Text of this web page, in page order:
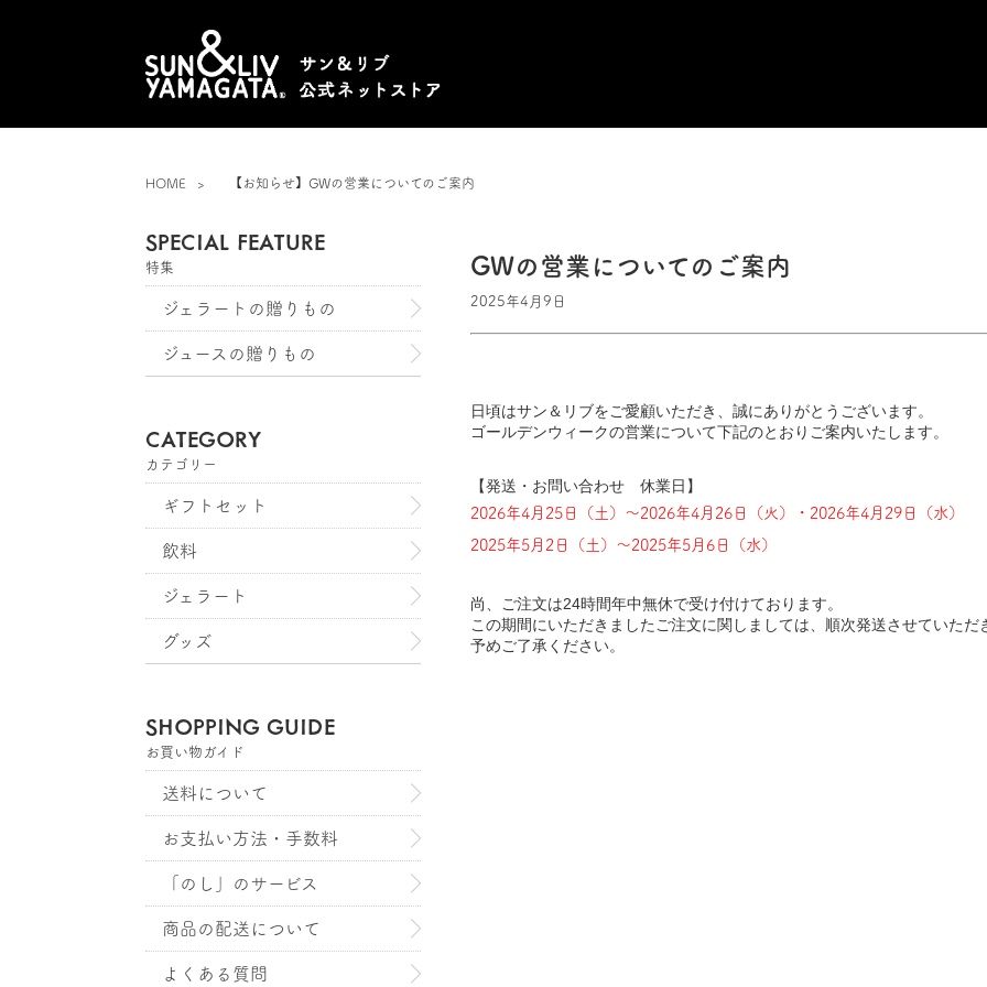
HOME 【お知らせ】GWの営業についてのご案内
GWの営業についてのご案内
2025年4月9日
日頃はサン＆リブをご愛顧いただき、誠にありがとうございます。
ゴールデンウィークの営業について下記のとおりご案内いたします。
【発送・お問い合わせ 休業日】
2026年4月25日（土）〜2026年4月26日（火）・2026年4月29日（水）
2025年5月2日（土）〜2025年5月6日（水）
尚、ご注文は24時間年中無休で受け付けております。
この期間にいただきましたご注文に関しましては、順次発送させていただ
予めご了承ください。
SPECIAL FEATURE
特集
ジェラートの贈りもの
ジュースの贈りもの
CATEGORY
カテゴリー
ギフトセット
飲料
ジェラート
グッズ
SHOPPING GUIDE
お買い物ガイド
送料について
お支払い方法・手数料
「のし」のサービス
商品の配送について
よくある質問